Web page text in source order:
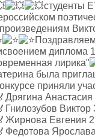
студенты
диплома
лирика"
была
приняли
Дрягина Анастасия
Гнилозубов Виктор
Жирнова Евгения
Федотова